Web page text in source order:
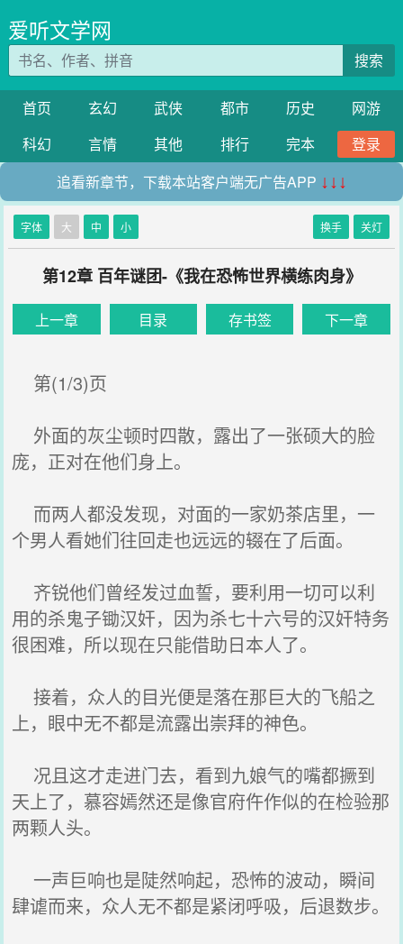
爱听文学网
搜索
首页 玄幻 武侠 都市 历史
网游
科幻
言情 其他 排行 完本
登录
追看新章节，下载本站客户端无广告APP ↓↓↓
字体 大 中 小 换手 关灯
第12章 百年谜团-《我在恐怖世界横练肉身》
上一章 目录 存书签 下一章
第(1/3)页
外面的灰尘顿时四散，露出了一张硕大的脸
庞，正对在他们身上。
而两人都没发现，对面的一家奶茶店里，一
个男人看她们往回走也远远的辍在了后面。
齐锐他们曾经发过血誓，要利用一切可以利
用的杀鬼子锄汉奸，因为杀七十六号的汉奸特务
很困难，所以现在只能借助日本人了。
接着，众人的目光便是落在那巨大的飞船之
上，眼中无不都是流露出崇拜的神色。
况且这才走进门去，看到九娘气的嘴都撅到
天上了，慕容嫣然还是像官府仵作似的在检验那
两颗人头。
一声巨响也是陡然响起，恐怖的波动，瞬间
肆谑而来，众人无不都是紧闭呼吸，后退数步。